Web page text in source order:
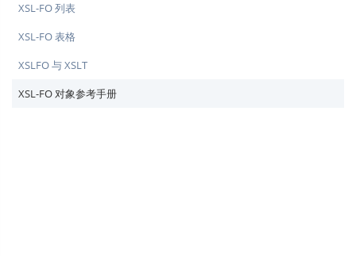
XSL-FO 列表
XSL-FO 表格
XSLFO 与 XSLT
XSL-FO 对象参考手册